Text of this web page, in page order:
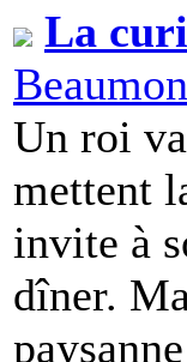
La
Un roi
mettent
invite à
dîner.